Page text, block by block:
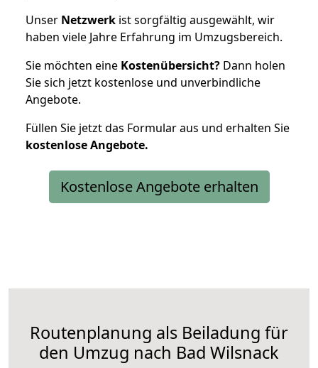
Unser Netzwerk ist sorgfältig ausgewählt, wir
haben viele Jahre Erfahrung im Umzugsbereich.
Sie möchten eine Kostenübersicht? Dann holen
Sie sich jetzt kostenlose und unverbindliche
Angebote.
Füllen Sie jetzt das Formular aus und erhalten Sie
kostenloseAngebote.
Kostenlose Angebote erhalten
Routenplanung als Beiladung für
den Umzug nach Bad Wilsnack